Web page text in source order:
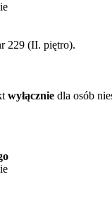
229 (II. piętro).
wyłącznie dla osób